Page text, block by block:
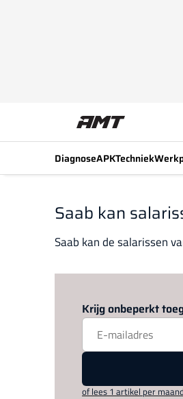
DiagnoseAPKTechniek
Saab kan
Saab kan de salarissen
Krijg onbeperkt
of lees 1 artikel per